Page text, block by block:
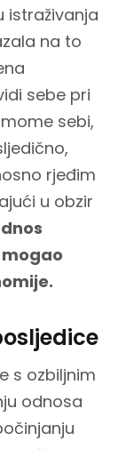
istraživanja
na to
sebe pri
sebi,
rjeđim
u obzir
s ozbiljnim
odnosa